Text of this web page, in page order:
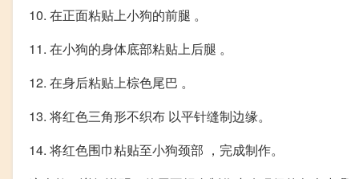
10. 在正面粘贴上小狗的前腿 。
11. 在小狗的身体底部粘贴上后腿 。
12. 在身后粘贴上棕色尾巴 。
13. 将红色三角形不织布 以平针缝制边缘。
14. 将红色围巾粘贴至小狗颈部 ，完成制作。